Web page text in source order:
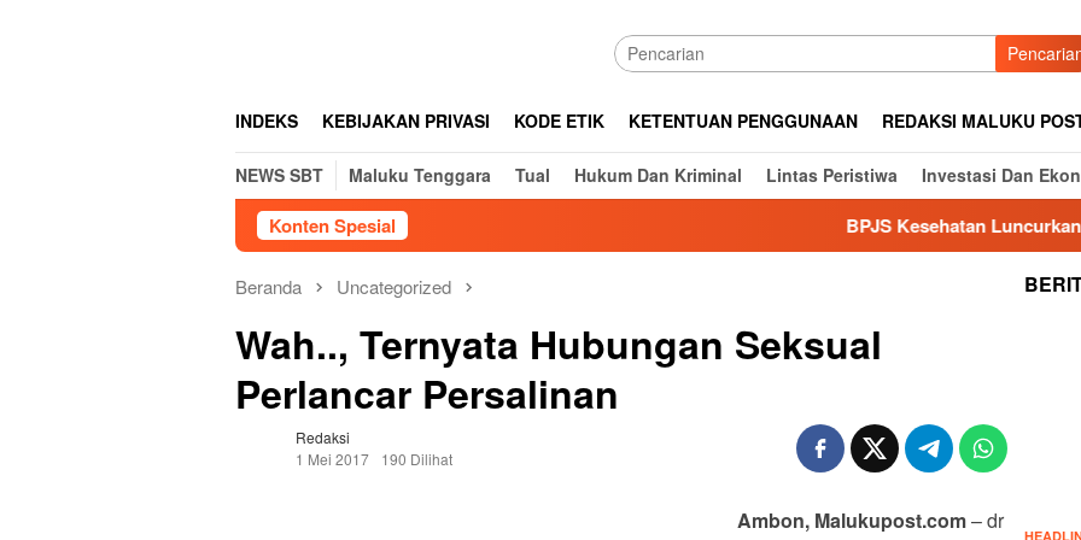
INDEKS KEBIJAKAN PRIVASI KODE ETIK KETENTUAN PENGGUNAAN REDAKSI MALUKU
NEWS SBT Maluku Tenggara Tual Hukum Dan Kriminal Lintas Peristiwa Investasi Dan
Konten Spesial BPJS Kesehatan Luncurkan
Beranda Uncategorized
Wah.., Ternyata Hubungan Seksual
Perlancar Persalinan
Redaksi
1 Mei 2017
190 Dilihat
Ambon, Malukupost.com– dr